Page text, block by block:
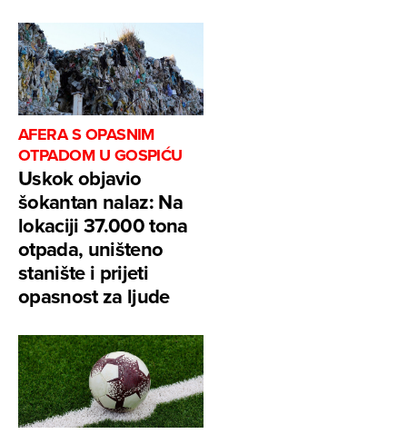
AFERA S OPASNIM
OTPADOM U GOSPIĆU
Uskok objavio
šokantan nalaz: Na
lokaciji 37.000 tona
otpada, uništeno
stanište i prijeti
opasnost za ljude